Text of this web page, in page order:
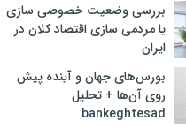
بررسی وضعیت خصوصی سازی
یا مردمی سازی اقتصاد کلان در
ایران
بورس‌های جهان و آینده پیش
روی آن‌ها + تحلیل
bankeghtesad